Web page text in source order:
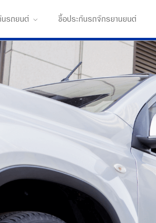
นรถยนต์ ซื้อประกันรถจักรยานยนต์